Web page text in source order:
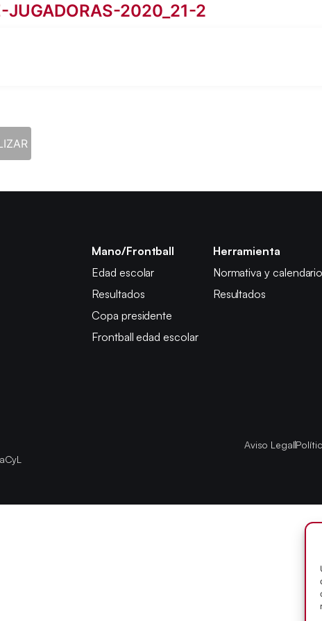
JUGADORAS-2020_21-2
Mano/Frontball
Edad escolar
Resultados
Copa presidente
Frontball edad escolar
Herramienta
Normativa y calendario
Resultados
Aviso Legal